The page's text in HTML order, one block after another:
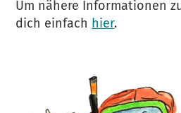
Um nähere Informationen
dich einfach hier.